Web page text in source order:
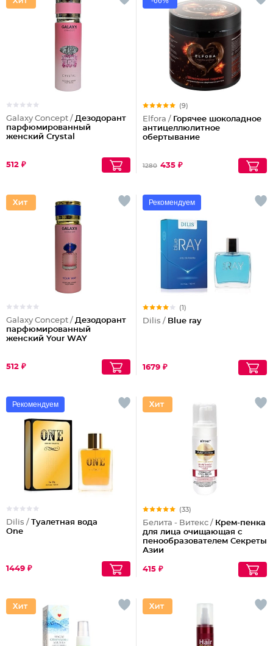
Galaxy Concept / Дезодорант
парфюмированный
женский Crystal
512 ₽
(9)
Elfora / Горячее шоколадное
антицеллюлитное
обертывание
1280 435 ₽
Galaxy Concept / Дезодорант
парфюмированный
женский Your WAY
512 ₽
Рекомендуем
(1)
Dilis / Blue ray
1679 ₽
Рекомендуем
Dilis / Туалетная вода
One
1449 ₽
(33)
Белита - Витекс / Крем-пенка
для лица очищающая с
пенообразователем Секреты
Азии
415 ₽